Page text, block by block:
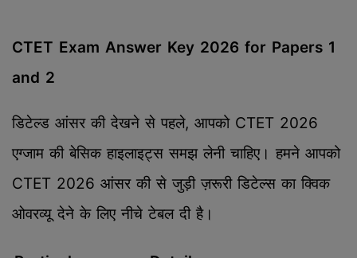
CTET Exam Answer Key 2026 for Papers 1
and 2
डिटेल्ड आंसर की देखने से पहले, आपको CTET 2026
एग्जाम की बेसिक हाइलाइट्स समझ लेनी चाहिए। हमने आपको
CTET 2026 आंसर की से जुड़ी ज़रूरी डिटेल्स का क्विक
ओवरव्यू देने के लिए नीचे टेबल दी है।